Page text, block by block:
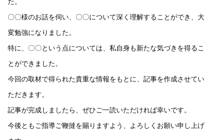
〇〇様のお話を伺い、〇〇について深く理解することができ、大
変勉強になりました。
特に、〇〇という点については、私自身も新たな気づきを得るこ
とができました。
今回の取材で得られた貴重な情報をもとに、記事を作成させてい
ただきます。
記事が完成しましたら、ぜひご一読いただければ幸いです。
今後ともご指導ご鞭撻を賜りますよう、よろしくお願い申し上げ